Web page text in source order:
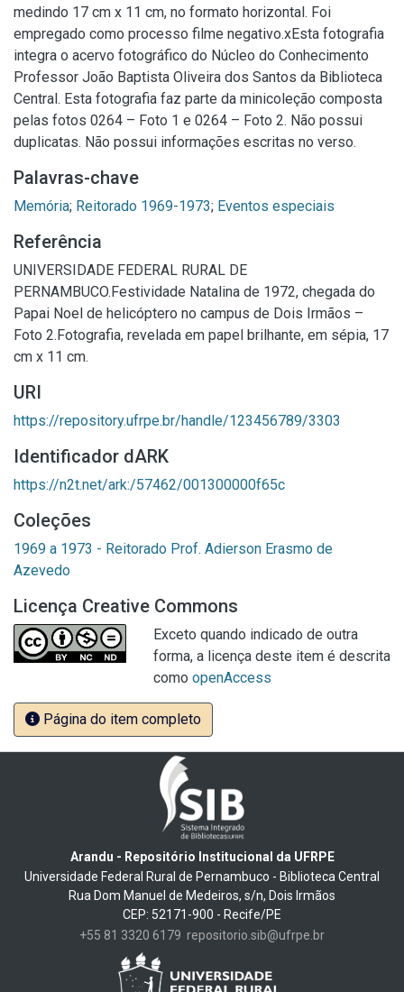
medindo 17 cm x 11 cm, no formato horizontal. Foi
empregado como processo filme negativo.xEsta fotografia
integra o acervo fotográfico do Núcleo do Conhecimento
Professor João Baptista Oliveira dos Santos da Biblioteca
Central. Esta fotografia faz parte da minicoleção composta
pelas fotos 0264 – Foto 1 e 0264 – Foto 2. Não possui
duplicatas. Não possui informações escritas no verso.
Palavras-chave
Memória; Reitorado 1969-1973; Eventos especiais
Referência
UNIVERSIDADE FEDERAL RURAL DE
PERNAMBUCO.Festividade Natalina de 1972, chegada do
Papai Noel de helicóptero no campus de Dois Irmãos –
Foto 2.Fotografia, revelada em papel brilhante, em sépia, 17
cm x 11 cm.
URI
https://repository.ufrpe.br/handle/123456789/3303
Identificador dARK
https://n2t.net/ark:/57462/001300000f65c
Coleções
1969 a 1973 - Reitorado Prof. Adierson Erasmo de
Azevedo
Licença Creative Commons
Exceto quando indicado de outra
forma, a licença deste item é descrita
como openAccess
Página do item completo
Arandu - Repositório Institucional da UFRPE
Universidade Federal Rural de Pernambuco - Biblioteca Central
Rua Dom Manuel de Medeiros, s/n, Dois Irmãos
CEP: 52171-900 - Recife/PE
+55 81 3320 6179 repositorio.sib@ufrpe.br